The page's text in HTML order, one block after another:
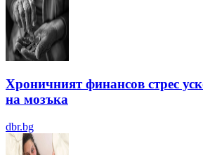
Хроничният финансов стрес
на мозъка
dbr.bg